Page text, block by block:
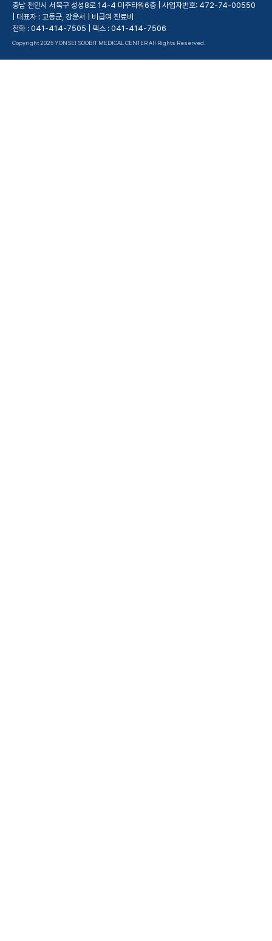
충남 천안시 서북구 성성8로 14-4 미주타워6층 | 사업자번호: 472-74-00550
| 대표자 : 고동균, 강윤서 | 비급여 진료비
전화 : 041-414-7505 | 팩스 : 041-414-7506
Copyright 2025 YONSEI SOOBIT MEDICAL CENTER All Rights Reserved.